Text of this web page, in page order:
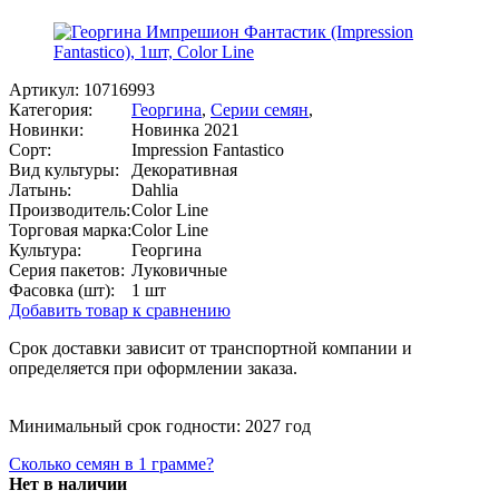
Артикул: 10716993
Категория:
Георгина, Серии семян,
Новинки:
Новинка 2021
Сорт:
Impression Fantastico
Вид культуры:
Декоративная
Латынь:
Dahlia
Производитель:Color Line
Торговая марка:Color Line
Культура:
Георгина
Серия пакетов: Луковичные
Фасовка (шт):
1 шт
Добавить товар к сравнению
Срок доставки зависит от транспортной компании и
определяется при оформлении заказа.
Минимальный срок годности: 2027 год
Сколько семян в 1 грамме?
Нет в наличии